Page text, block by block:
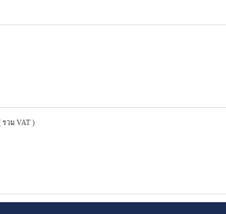
รวม VAT )